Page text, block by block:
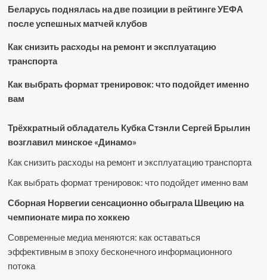
Беларусь поднялась на две позиции в рейтинге УЕФА
после успешных матчей клубов
Как снизить расходы на ремонт и эксплуатацию
транспорта
Как выбрать формат тренировок: что подойдет именно
вам
Трёхкратный обладатель Кубка Стэнли Сергей Брылин
возглавил минское «Динамо»
Как снизить расходы на ремонт и эксплуатацию транспорта
Как выбрать формат тренировок: что подойдет именно вам
Сборная Норвегии сенсационно обыграла Швецию на
чемпионате мира по хоккею
Современные медиа меняются: как оставаться
эффективным в эпоху бесконечного информационного
потока